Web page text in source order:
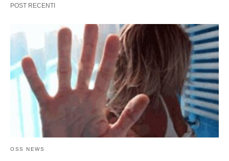
POST RECENTI
OSS NEWS